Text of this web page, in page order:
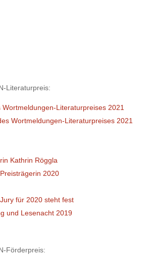
Literaturpreis:
Literaturpreises 2021
Wortmeldungen-Literaturpreises 2021
Kathrin Röggla
2020
für 2020 steht fest
und Lesenacht 2019
Förderpreis: